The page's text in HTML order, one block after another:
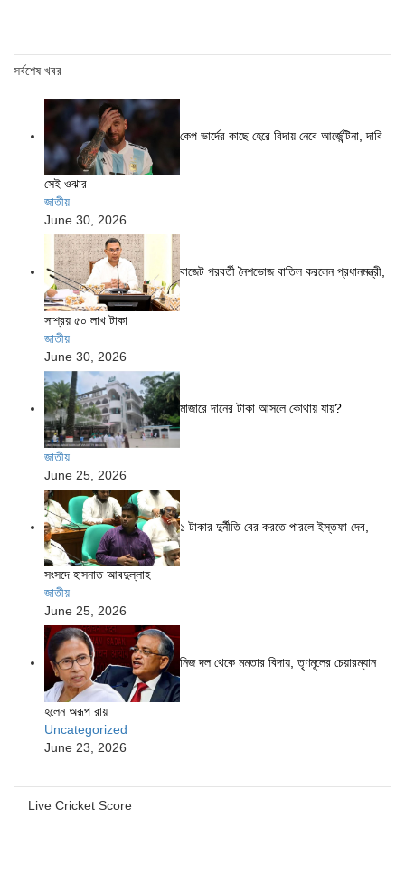
সর্বশেষ খবর
কেপ ভার্দের কাছে হেরে বিদায় নেবে আর্জেন্টিনা, দাবি
সেই ওঝার
জাতীয়
June 30, 2026
বাজেট পরবর্তী নৈশভোজ বাতিল করলেন প্রধানমন্ত্রী,
সাশ্রয় ৫০ লাখ টাকা
জাতীয়
June 30, 2026
মাজারে দানের টাকা আসলে কোথায় যায়?
জাতীয়
June 25, 2026
১ টাকার দুর্নীতি বের করতে পারলে ইস্তফা দেব,
সংসদে হাসনাত আবদুল্লাহ
জাতীয়
June 25, 2026
নিজ দল থেকে মমতার বিদায়, তৃণমূলের চেয়ারম্যান
হলেন অরূপ রায়
Uncategorized
June 23, 2026
Live Cricket Score